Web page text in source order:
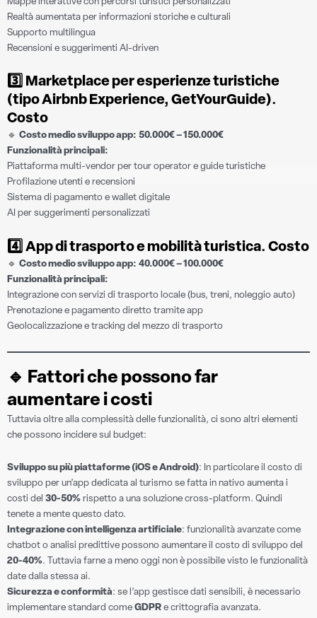
Realtà aumentata per informazioni storiche e culturali
Supporto multilingua
Recensioni e suggerimenti AI-driven
3️⃣ Marketplace per esperienze turistiche
(tipo Airbnb Experience, GetYourGuide).
Costo
🔹 Costo medio sviluppo app: 50.000€ – 150.000€
Funzionalità principali:
Piattaforma multi-vendor per tour operator e guide turistiche
Profilazione utenti e recensioni
Sistema di pagamento e wallet digitale
AI per suggerimenti personalizzati
4️⃣ App di trasporto e mobilità turistica. Costo
🔹 Costo medio sviluppo app: 40.000€ – 100.000€
Funzionalità principali:
Integrazione con servizi di trasporto locale (bus, treni, noleggio auto)
Prenotazione e pagamento diretto tramite app
Geolocalizzazione e tracking del mezzo di trasporto
🔹 Fattori che possono far
aumentare i costi
Tuttavia oltre alla complessità delle funzionalità, ci sono altri elementi
che possono incidere sul budget:
Sviluppo su più piattaforme (iOS e Android): In particolare il costo di
sviluppo per un’app dedicata al turismo se fatta in nativo aumenta i
costi del 30-50% rispetto a una soluzione cross-platform. Quindi
tenete a mente questo dato.
Integrazione con intelligenza artificiale: funzionalità avanzate come
chatbot o analisi predittive possono aumentare il costo di sviluppo del
20-40%. Tuttavia farne a meno oggi non è possibile visto le funzionalità
date dalla stessa ai.
Sicurezza e conformità: se l’app gestisce dati sensibili, è necessario
implementare standard come GDPR e crittografia avanzata.